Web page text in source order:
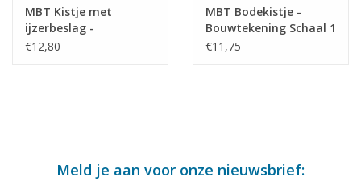
MBT Kistje met
ijzerbeslag -
Bouwtekening Schaal 1
€12,80
MBT Bodekistje -
Bouwtekening Schaal 1
: N/A (45.24.011)
€11,75
Meld je aan voor onze nieuwsbrief: